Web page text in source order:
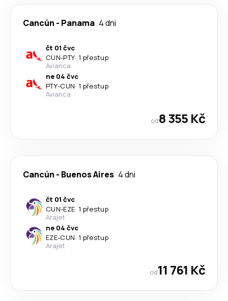
Cancún - Panama 4 dni
čt 01 čvc
CUN-PTY· 1 přestup
Avianca
ne 04 čvc
PTY-CUN· 1 přestup
Avianca
od8 355 Kč
Cancún - Buenos Aires 4 dni
čt 01 čvc
CUN-EZE· 1 přestup
Arajet
ne 04 čvc
EZE-CUN· 1 přestup
Arajet
od11 761 Kč